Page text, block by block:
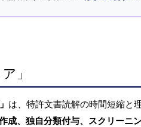
」
は、特許文書読解の時間短縮と
成、独自分類付与、スクリーニ